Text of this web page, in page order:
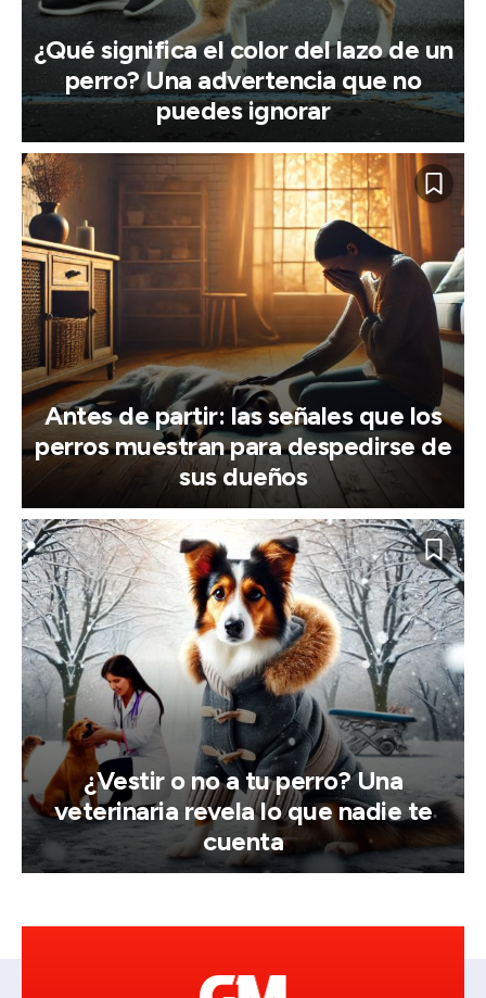
¿Qué significa el color del lazo de un
perro? Una advertencia que no
puedes ignorar
Antes de partir: las señales que los
perros muestran para despedirse de
sus dueños
¿Vestir o no a tu perro? Una
veterinaria revela lo que nadie te
cuenta